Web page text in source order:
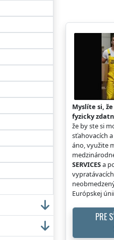
Myslíte si,
fyzicky
že by ste si
sťahovacích
áno, využite
SERVICESa
Európskej
PRE